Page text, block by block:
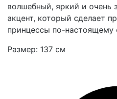
волшебный, яркий и очень
акцент, который сделает
принцессы по-настоящему
Размер: 137 см